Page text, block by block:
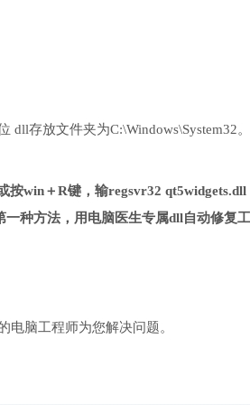
dll存放文件夹为C:\Windows\System32。
win＋R键，输regsvr32 qt5widgets.dll
种方法，用电脑医生专属dll自动修复工
脑工程师为您解决问题。